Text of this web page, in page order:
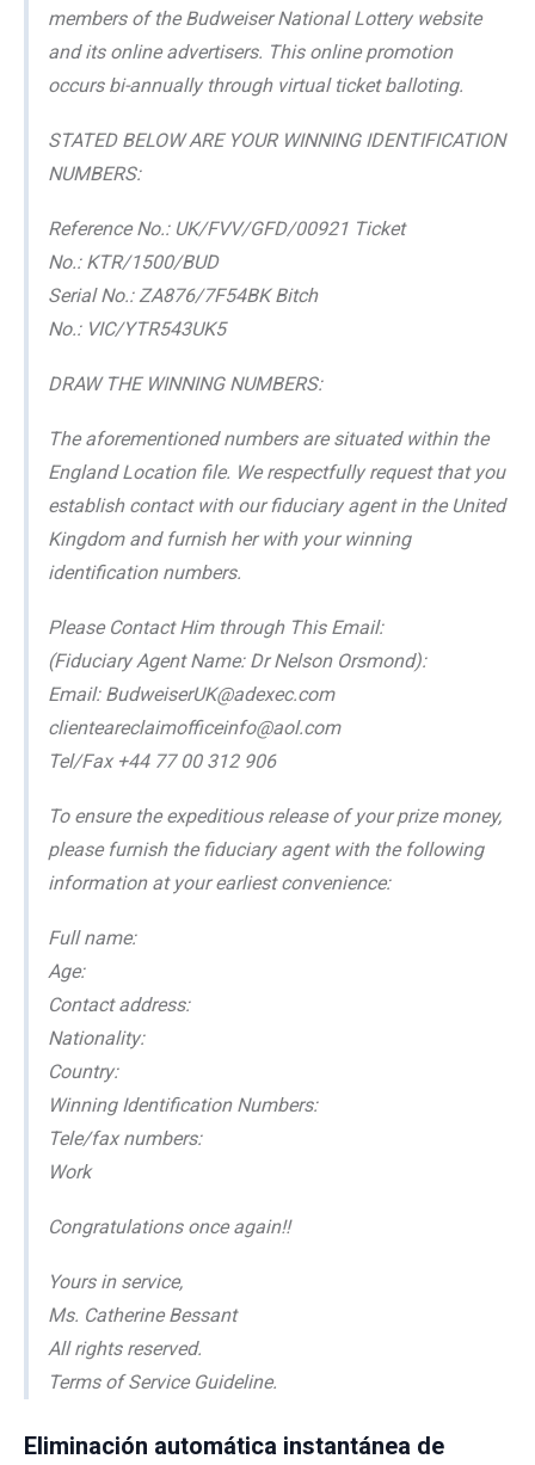
members of the Budweiser National Lottery website
and its online advertisers. This online promotion
occurs bi-annually through virtual ticket balloting.
STATED BELOW ARE YOUR WINNING IDENTIFICATION
NUMBERS:
Reference No.: UK/FVV/GFD/00921 Ticket
No.: KTR/1500/BUD
Serial No.: ZA876/7F54BK Bitch
No.: VIC/YTR543UK5
DRAW THE WINNING NUMBERS:
The aforementioned numbers are situated within the
England Location file. We respectfully request that you
establish contact with our fiduciary agent in the United
Kingdom and furnish her with your winning
identification numbers.
Please Contact Him through This Email:
(Fiduciary Agent Name: Dr Nelson Orsmond):
Email: BudweiserUK@adexec.com
clienteareclaimofficeinfo@aol.com
Tel/Fax +44 77 00 312 906
To ensure the expeditious release of your prize money,
please furnish the fiduciary agent with the following
information at your earliest convenience:
Full name:
Age:
Contact address:
Nationality:
Country:
Winning Identification Numbers:
Tele/fax numbers:
Work
Congratulations once again!!
Yours in service,
Ms. Catherine Bessant
All rights reserved.
Terms of Service Guideline.
Eliminación automática instantánea de